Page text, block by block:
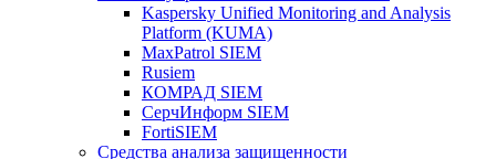
Kaspersky Unified Monitoring and Analysis
Platform (KUMA)
MaxPatrol SIEM
Rusiem
КОМРАД SIEM
СерчИнформ SIEM
FortiSIEM
Средства анализа защищенности